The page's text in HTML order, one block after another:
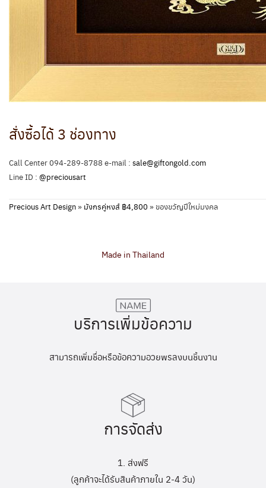
สั่งซื้อได้ 3 ช่องทาง
Call Center 094-289-8788 e-mail : sale@giftongold.com
Line ID : @preciousart
Precious Art Design» มังกรคู่หงส์ ฿4,800 »ของขวัญปีใหม่มงคล
Made in Thailand
บริการเพิ่มข้อความ
สามารถเพิ่มชื่อหรือข้อความอวยพรลงบนชิ้นงาน
การจัดส่ง
1. ส่งฟรี
(ลูกค้าจะได้รับสินค้าภายใน 2-4 วัน)